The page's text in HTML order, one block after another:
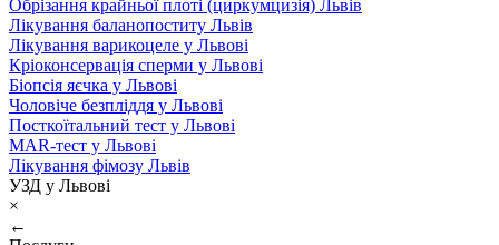
Обрізання крайньої плоті (циркумцизія) Львів
Лікування баланопоститу Львів
Лікування варикоцеле у Львові
Кріоконсервація сперми у Львові
Біопсія яєчка у Львові
Чоловіче безпліддя у Львові
Посткоїтальний тест у Львові
MAR-тест у Львові
Лікування фімозу Львів
УЗД у Львові
×
←